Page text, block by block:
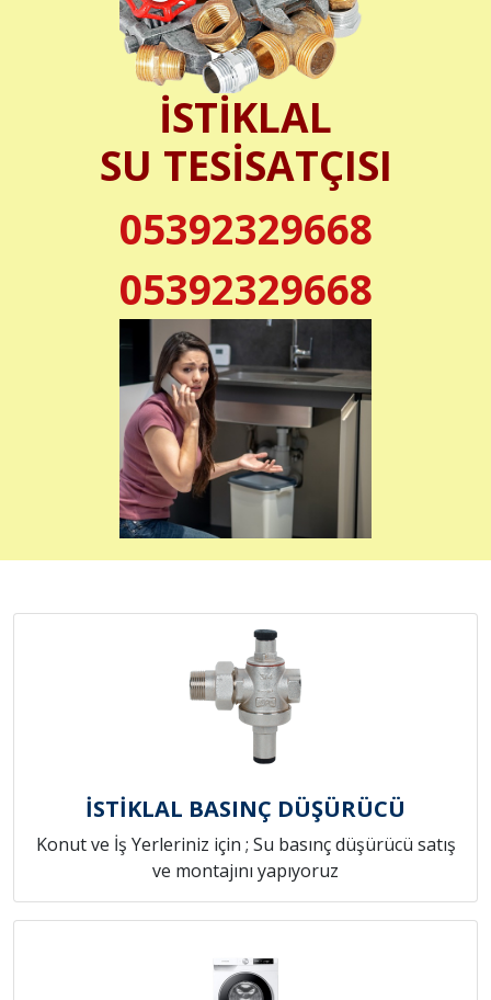
İSTİKLAL
SU TESİSATÇISI
05392329668
05392329668
İSTİKLAL BASINÇ DÜŞÜRÜCÜ
Konut ve İş Yerleriniz için ; Su basınç düşürücü satış
ve montajını yapıyoruz